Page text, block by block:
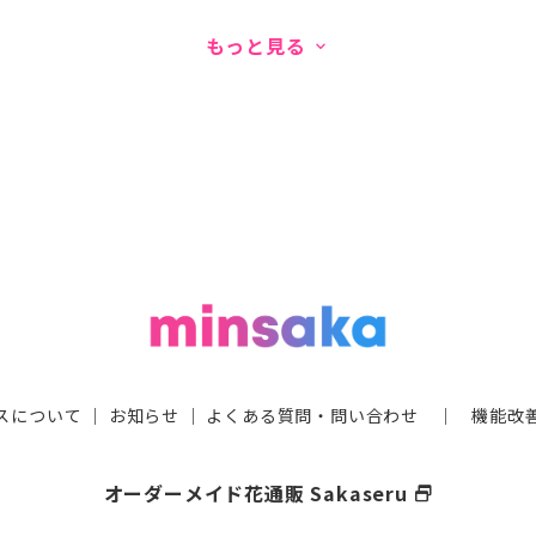
もっと見る keyboard_arrow_down
について ｜ お知らせ ｜ よくある質問・問い合わせ ｜機能改
オーダーメイド花通販 Sakaseru select_window